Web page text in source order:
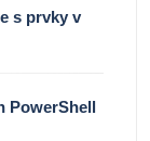
s prvky v
PowerShell